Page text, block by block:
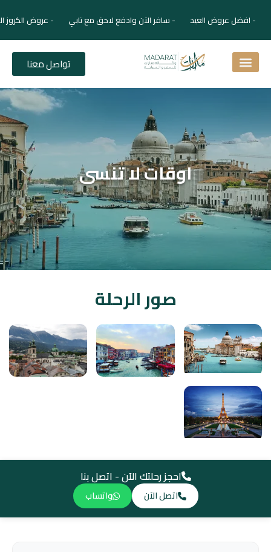
- افضل عروض العيد - سافر الآن وادفع لاحق مع تابي - عروض الكروز
تواصل معنا
اوقات لا تنسى
صور الرحلة
احجز رحلتك الآن - اتصل بنا
اتصل الآن واتساب